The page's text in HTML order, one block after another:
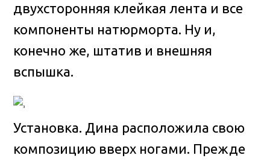
двухсторонняя клейкая лента и все
компоненты натюрморта. Ну и,
конечно же, штатив и внешняя
вспышка.
Установка. Дина расположила свою
композицию вверх ногами. Прежде